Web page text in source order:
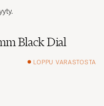
Black Dial
LOPPU VARASTOSTA